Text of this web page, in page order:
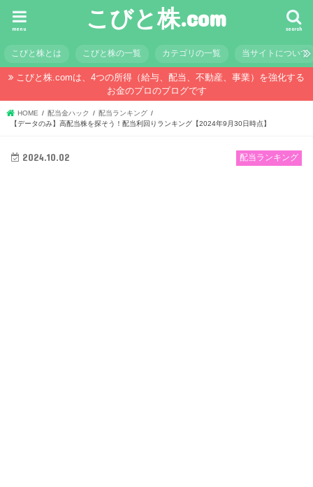
こびと株.com search
menu
こびと株とは こびと株の一覧 カテゴリの一覧 当サイトについて
こびと株.comは、4つの所得（給与、配当、不動産、事業）を強化する
お金のプロのブログです
HOME 配当金ハック
配当ランキング
【データのみ】高配当株を探そう！配当利回りランキング【2024年9月30日時点】
配当ランキング
2024.10.02